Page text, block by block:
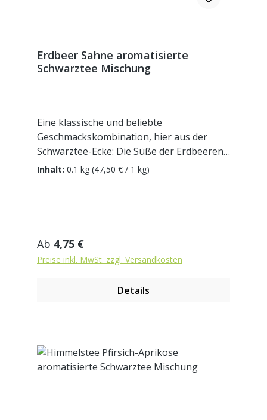
Erdbeer Sahne aromatisierte
Schwarztee Mischung
Eine klassische und beliebte
Geschmackskombination, hier aus der
Schwarztee-Ecke: Die Süße der Erdbeeren
verschmilzt mit dem feinherben
Zubereitung: ca. 10g Tee mit 1 l.
kochendem Wasser aufgiessen. Ziehzeit:
ca. 3 min / anregend - 5 min / beruhigend
Inhalt: 0.1 kg (47,50 € / 1 kg)
Regulärer Preis:
Ab 4,75 €
Preise inkl. MwSt. zzgl. Versandkosten
Details